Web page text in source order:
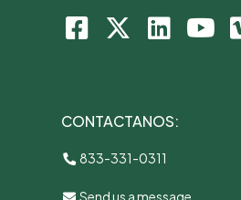
CONTACTANOS:
833-331-0311
Send us a message